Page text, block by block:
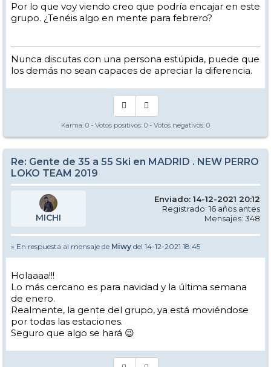
Por lo que voy viendo creo que podría encajar en este
grupo. ¿Tenéis algo en mente para febrero?
Nunca discutas con una persona estúpida, puede que
los demás no sean capaces de apreciar la diferencia.
Karma: 0 - Votos positivos: 0 - Votos negativos: 0
Re: Gente de 35 a 55 Ski en MADRID . NEW PERRO
LOKO TEAM 2019
MICHI
Enviado: 14-12-2021 20:12
Registrado: 16 años antes
Mensajes: 348
» En respuesta al mensaje de Miwy del 14-12-2021 18:45
Holaaaa!!!
Lo más cercano es para navidad y la última semana
de enero.
Realmente, la gente del grupo, ya está moviéndose
por todas las estaciones.
Seguro que algo se hará 😉